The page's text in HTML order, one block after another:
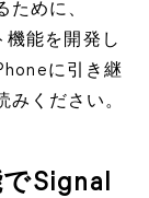
ために、
機能を開発し
に引き継
みください。
Signal